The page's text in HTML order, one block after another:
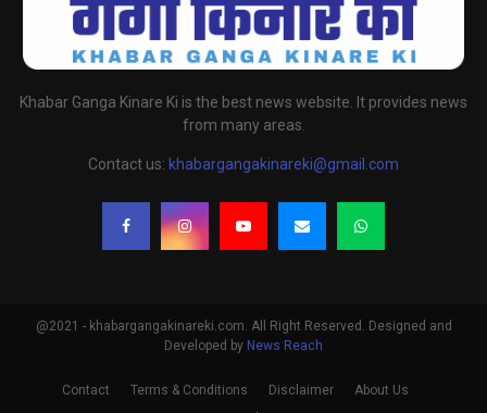
Khabar Ganga Kinare Ki is the best news website. It provides news
from many areas.
Contact us: khabargangakinareki@gmail.com
@2021 - khabargangakinareki.com. All Right Reserved. Designed and
Developed by News Reach
Contact Terms & Conditions Disclaimer
About Us